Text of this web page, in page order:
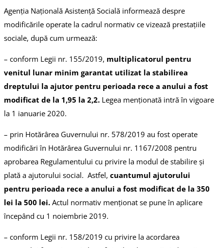
Agenția Națională Asistență Socială informează despre
modificările operate la cadrul normativ ce vizează prestațiile
sociale, după cum urmează:
– conform Legii nr. 155/2019, multiplicatorul pentru
venitul lunar minim garantat utilizat la stabilirea
dreptului la ajutor pentru perioada rece a anului a fost
modificat de la 1,95 la 2,2. Legea menționată intră în vigoare
la 1 ianuarie 2020.
– prin Hotărârea Guvernului nr. 578/2019 au fost operate
modificări în Hotărârea Guvernului nr. 1167/2008 pentru
aprobarea Regulamentului cu privire la modul de stabilire și
plată a ajutorului social. Astfel, cuantumul ajutorului
pentru perioada rece a anului a fost modificat de la 350
lei la 500 lei. Actul normativ menționat se pune în aplicare
începând cu 1 noiembrie 2019.
– conform Legii nr. 158/2019 cu privire la acordarea